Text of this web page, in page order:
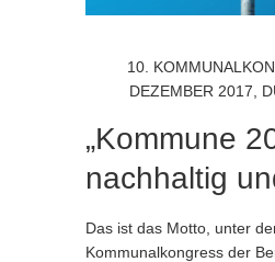
10.
DEZEMBER 2017,
„Kommune
nachhaltig
Das ist das Motto, unter
Kommunalkongress der